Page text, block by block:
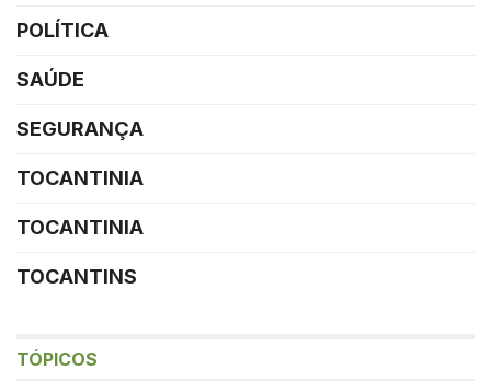
POLÍTICA
SAÚDE
SEGURANÇA
TOCANTINIA
TOCANTINIA
TOCANTINS
TÓPICOS